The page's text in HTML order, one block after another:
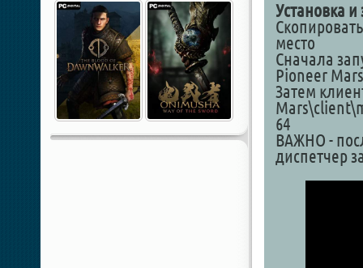
Установка и
место
Сначала
Pioneer
Затем
64
ВАЖНО -
диспетчер